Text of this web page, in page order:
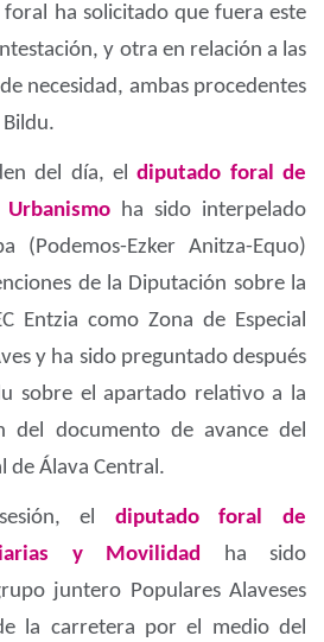
ha solicitado que fuera este
y otra en relación a las
necesidad, ambas procedentes
del día, eldiputado foral de
ha sido interpelado
(Podemos-Ezker Anitza-Equo)
de la Diputación sobre la
Entzia como Zona de Especial
y ha sido preguntado después
sobre el apartado relativo a la
del documento de avance del
de Álava Central.
el diputado foral de
y Movilidad ha sido
juntero Populares Alaveses
la carretera por el medio del